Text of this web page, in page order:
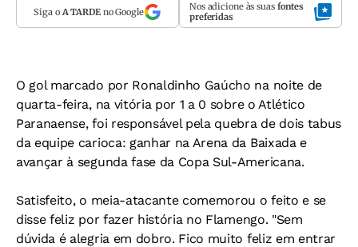
Siga o A TARDEno Google Nos adicione às suas fontes
preferidas
O gol marcado por Ronaldinho Gaúcho na noite de
quarta-feira, na vitória por 1 a 0 sobre o Atlético
Paranaense, foi responsável pela quebra de dois tabus
da equipe carioca: ganhar na Arena da Baixada e
avançar à segunda fase da Copa Sul-Americana.
Satisfeito, o meia-atacante comemorou o feito e se
disse feliz por fazer história no Flamengo. "Sem
dúvida é alegria em dobro. Fico muito feliz em entrar